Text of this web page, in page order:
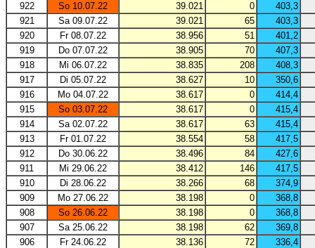
922
So 10.07.22 39.021 0
403,3
921
Sa 09.07.22 39.021 65
403,3
920
Fr 08.07.22 38.956 51
401,2
919
Do 07.07.22 38.905 70
407,3
918
Mi 06.07.22 38.835 208
408,3
917
Di 05.07.22 38.627 10
350,6
916
Mo 04.07.22 38.617 0
414,4
915
So 03.07.22 38.617 0
415,4
914
Sa 02.07.22 38.617 63
415,4
913
Fr 01.07.22 38.554 58
417,5
912
Do 30.06.22 38.496 84
427,6
911
Mi 29.06.22 38.412 146
417,5
910
Di 28.06.22 38.266 68
374,9
909
Mo 27.06.22 38.198 0
368,8
908
So 26.06.22 38.198 0
368,8
907
Sa 25.06.22 38.198 62
369,8
906
Fr 24.06.22 38.136 72
336,4